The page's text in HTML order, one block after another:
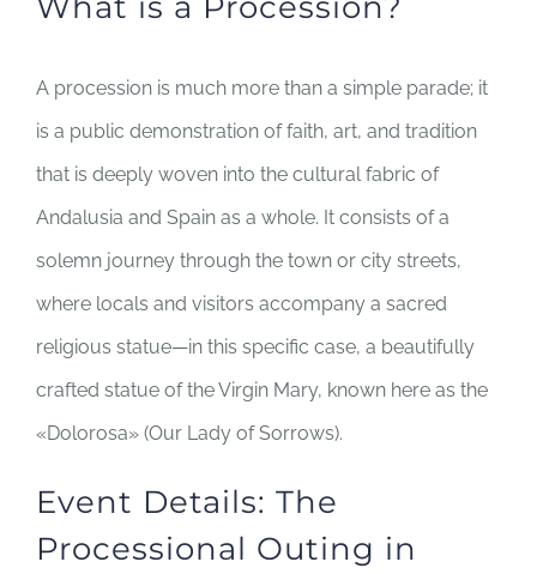
A procession is much more than a simple parade; it
is a public demonstration of faith, art, and tradition
that is deeply woven into the cultural fabric of
Andalusia and Spain as a whole. It consists of a
solemn journey through the town or city streets,
where locals and visitors accompany a sacred
religious statue—in this specific case, a beautifully
crafted statue of the Virgin Mary, known here as the
«Dolorosa» (Our Lady of Sorrows).
Event Details: The
Processional Outing in